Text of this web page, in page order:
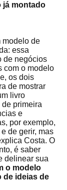
já montado
modelo de
essa
de negócios
com o modelo
os dois
de mostrar
livro
primeira
e
por exemplo,
de gerir, mas
Costa. O
é saber
delinear sua
o modelo
de ideias de